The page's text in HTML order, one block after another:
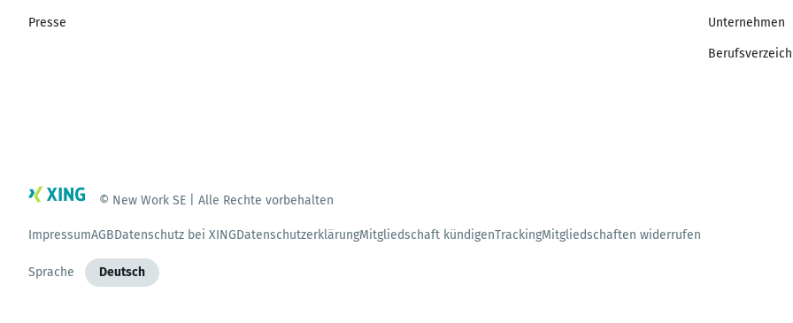
Presse Unternehmen
© New Work SE | Alle Rechte vorbehalten
ImpressumAGBDatenschutz bei XINGDatenschutzerklärungMitgliedschaft kündigenTrackingMitgliedschaften widerrufen
Sprache Deutsch